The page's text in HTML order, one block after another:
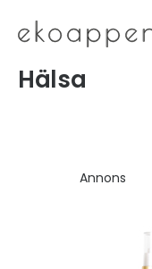
Hälsa
Annons